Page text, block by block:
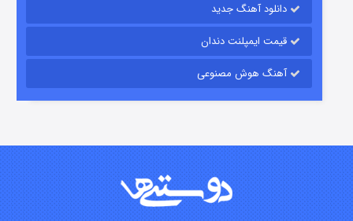
قسمت۱۵ (دوبله) منتشر شد
دانلود آهنگ جدید
قیمت ایمپلنت دندان
آهنگ هوش مصنوعی